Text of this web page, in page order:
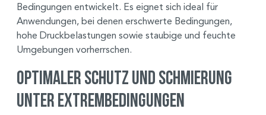
Bedingungen entwickelt. Es eignet sich ideal für
Anwendungen, bei denen erschwerte Bedingungen,
hohe Druckbelastungen sowie staubige und feuchte
Umgebungen vorherrschen.
Optimaler Schutz und Schmierung
unter Extrembedingungen